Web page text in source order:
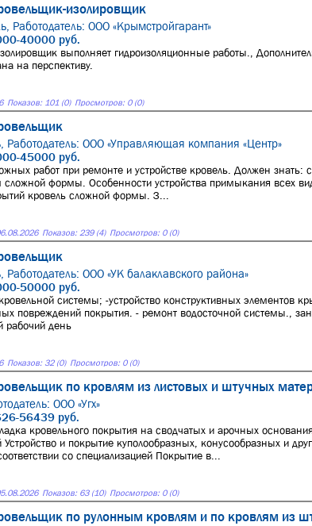
изолировщик
Работодатель: ООО «Крымстройгарант»
40000 руб.
выполняет гидроизоляционные работы.,
на перспективу.
Показов: 101 (0) Просмотров: 0 (0)
Работодатель: ООО «Управляющая компания «Центр»
45000 руб.
работ при ремонте и устройстве кровель. Должен знать:
формы. Особенности устройства примыкания всех
кровель сложной формы. З...
Показов: 239 (4) Просмотров: 0 (0)
Работодатель: ООО «УК балаклавского района»
50000 руб.
системы; -устройство конструктивных элементов
повреждений покрытия. - ремонт водосточной системы.,
рабочий день
Показов: 32 (0) Просмотров: 0 (0)
по кровлям из листовых и штучных
ООО «Угх»
56439 руб.
кровельного покрытия на сводчатых и арочных
Устройство и покрытие куполообразных, конусообразных и
со специализацией Покрытие в...
Показов: 63 (10) Просмотров: 0 (0)
по рулонным кровлям и по кровлям из